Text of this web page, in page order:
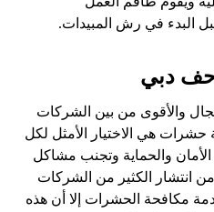
البدء في رش المبيدات.
دبي
والأقوى من بين الشركات
حشرات هي الاختيار الأمثل لكل
والحماية وتجنب مشاكل
انتشار الكثير من الشركات
مكافحة الحشرات إلا أن هذه